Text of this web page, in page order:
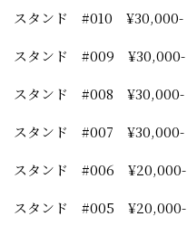
スタンド #010 ¥30,000-
スタンド #009 ¥30,000-
スタンド #008 ¥30,000-
スタンド #007 ¥30,000-
スタンド #006 ¥20,000-
スタンド #005 ¥20,000-